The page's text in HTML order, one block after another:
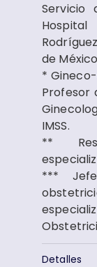
Servicio
de
*
Profesor
IMSS.
**
***
Detalles